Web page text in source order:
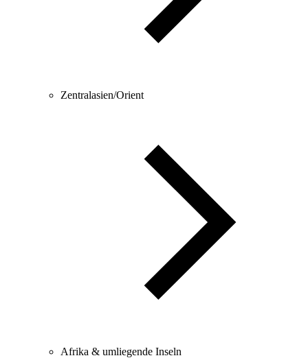
Zentralasien/Orient
Afrika & umliegende Inseln